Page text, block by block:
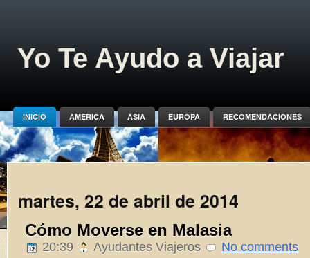
Yo Te Ayudo a Viajar
INICIO AMÉRICA ASIA EUROPA RECOMENDACIONES
martes, 22 de abril de 2014
Cómo Moverse en Malasia
20:39 Ayudantes Viajeros No comments